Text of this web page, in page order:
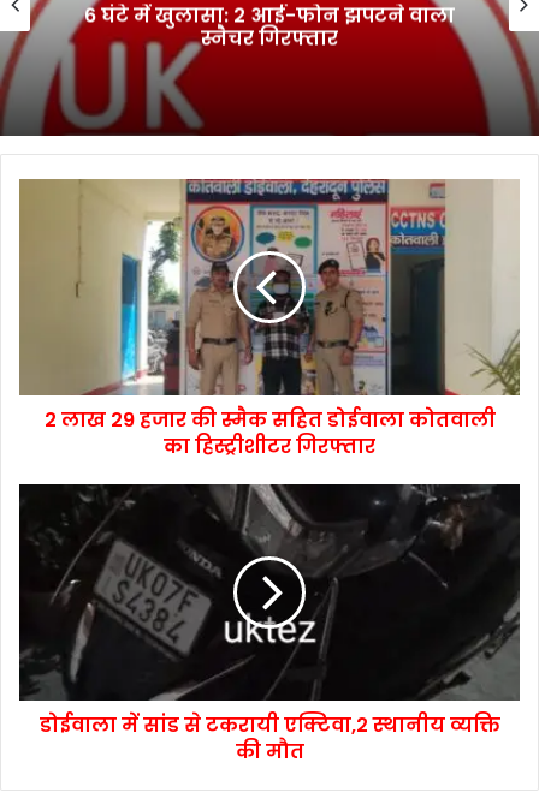
6 घंटे में खुलासा: 2 आई-फोन झपटने वाला
स्नैचर गिरफ्तार
2 लाख 29 हजार की स्मैक सहित डोईवाला कोतवाली
का हिस्ट्रीशीटर गिरफ्तार
डोईवाला में सांड से टकरायी एक्टिवा,2 स्थानीय व्यक्ति
की मौत